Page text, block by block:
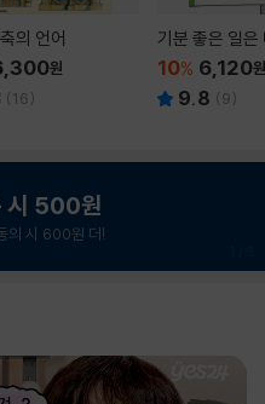
의 언어
원
(16)
기분 좋은 일은
10% 6,120원
9.8 (9)
시 500원
의 시 600원 더!